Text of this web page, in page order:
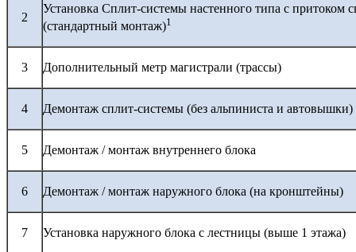
2
Установка Сплит-системы настенного типа с притоком
(стандартный монтаж)1
3 Дополнительный метр магистрали (трассы)
4 Демонтаж сплит-системы (без альпиниста и автовышки)
5 Демонтаж / монтаж внутреннего блока
6 Демонтаж / монтаж наружного блока (на кронштейны)
7 Установка наружного блока с лестницы (выше 1 этажа)